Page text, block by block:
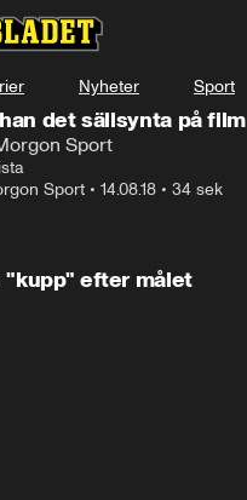
Nyheter Sport
det sällsynta på film
Sport
Sport • 14.08.18 • 34 sek
"kupp" efter målet